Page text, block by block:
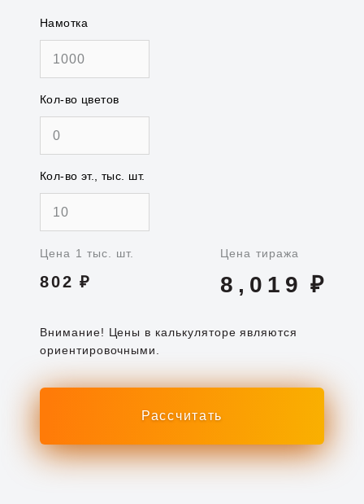
Намотка
Кол-во цветов
Кол-во эт., тыс. шт.
Цена 1 тыс. шт.
802 ₽
Цена тиража
8,019 ₽
Внимание! Цены в калькуляторе являются
ориентировочными.